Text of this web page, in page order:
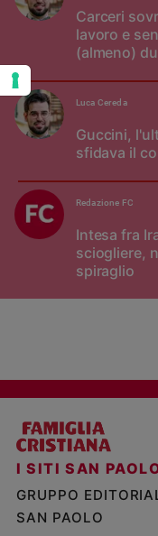
Carceri
lavoro e
(almeno)
Guccini,
sfidava il
Luca Cereda
Intesa fra
sciogliere,
spiraglio
Redazione FC
I SITI SAN
GRUPPO
SAN PAOLO